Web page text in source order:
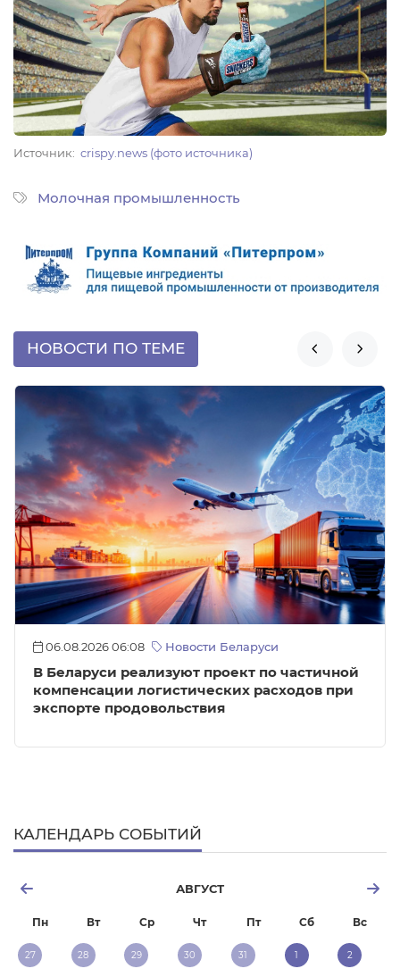
Источник crispy.news (фото источника)
Молочная промышленность
НОВОСТИ ПО ТЕМЕ  
06.08.2026 06:08 Новости Беларуси
В Беларуси реализуют проект по частичной
компенсации логистических расходов при
экспорте продовольствия
КАЛЕНДАРЬ СОБЫТИЙ
АВГУСТ
Пн Вт Ср Чт Пт Сб Вс
27 28 29 30 31 1 2